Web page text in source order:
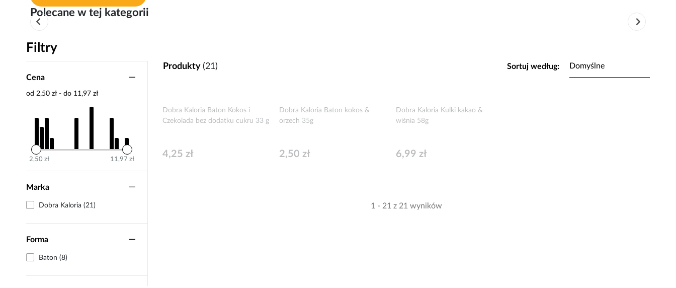
Polecane w tej kategorii
Filtry
Cena
od 2,50 zł - do 11,97 zł
2,50 zł 11,97 zł
Marka
Dobra Kaloria (21)
Forma
Baton (8)
Sortuj według:
Produkty (21)
Dobra Kaloria Baton Kokos i
Czekolada bez dodatku cukru 33 g
4,25 zł
Dobra Kaloria Baton kokos &
orzech 35g
2,50 zł
Dobra Kaloria Kulki kakao &
wiśnia 58g
6,99 zł
1 - 21 z 21 wyników